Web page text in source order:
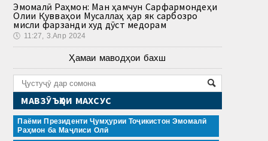
Эмомалӣ Раҳмон: Ман ҳамчун Сарфармондеҳи
Олии Қувваҳои Мусаллаҳ ҳар як сарбозро
мисли фарзанди худ дӯст медорам
🕔 11:27, 3.Апр 2024
Ҳамаи маводҳои бахш
МАВЗӮЪҲОИ МАХСУС
Паёми Президенти Ҷумҳурии Тоҷикистон Эмомалӣ
Раҳмон ба Маҷлиси Олӣ